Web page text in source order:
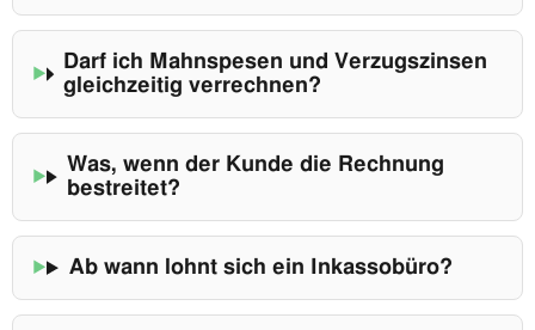
Darf ich Mahnspesen und Verzugszinsen
gleichzeitig verrechnen?
Was, wenn der Kunde die Rechnung
bestreitet?
Ab wann lohnt sich ein Inkassobüro?